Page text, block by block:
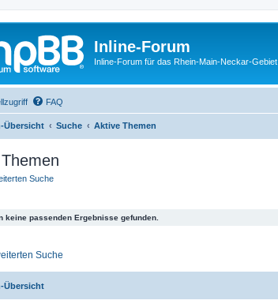
Inline-Forum
Inline-Forum für das Rhein-Main-Neckar-Gebiet
FAQ
Übersicht Suche Aktive Themen
Suche
keine passenden Ergebnisse gefunden.
Suche
Übersicht